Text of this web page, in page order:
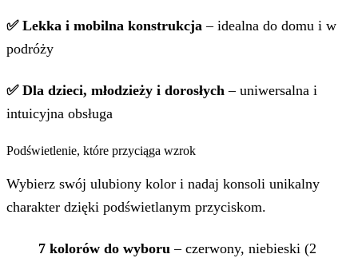
✅ Lekka i mobilna konstrukcja – idealna do domu i w
podróży
✅ Dla dzieci, młodzieży i dorosłych – uniwersalna i
intuicyjna obsługa
Podświetlenie, które przyciąga wzrok
Wybierz swój ulubiony kolor i nadaj konsoli unikalny
charakter dzięki podświetlanym przyciskom.
7 kolorów do wyboru – czerwony, niebieski (2